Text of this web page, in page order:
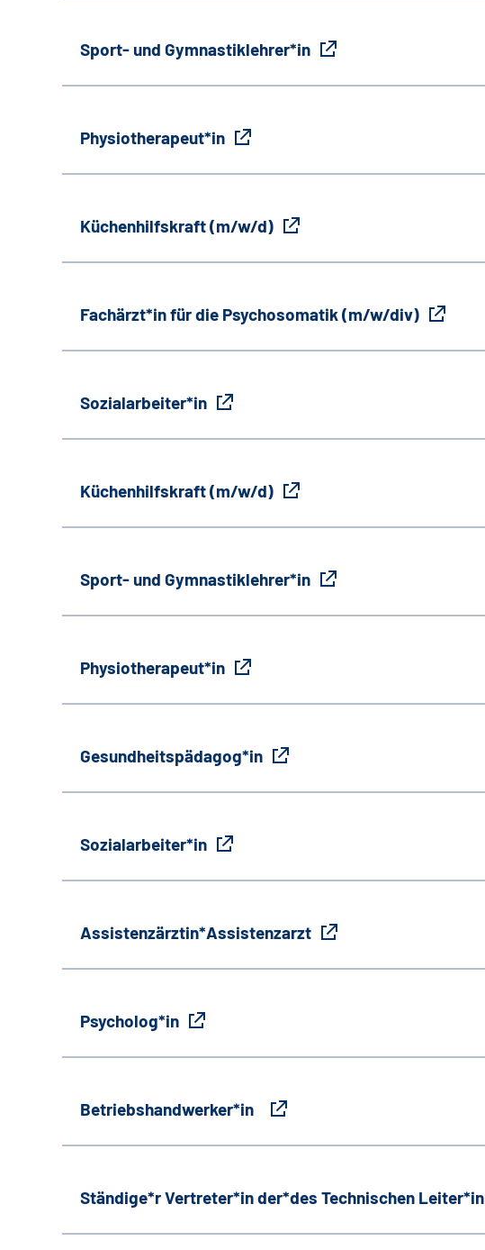
Sport- und Gymnastiklehrer*in
Physiotherapeut*in
Küchenhilfskraft (m/w/d)
Fachärzt*in für die Psychosomatik (m/w/div)
Sozialarbeiter*in
Küchenhilfskraft (m/w/d)
Sport- und Gymnastiklehrer*in
Physiotherapeut*in
Gesundheitspädagog*in
Sozialarbeiter*in
Assistenzärztin*Assistenzarzt
Psycholog*in
Betriebshandwerker*in
Ständige*r Vertreter*in der*des Technischen Leiter*in